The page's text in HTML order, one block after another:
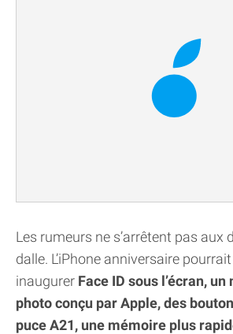
Les rumeurs ne s’arrêtent pas aux
dalle. L’iPhone anniversaire
inaugurer Face ID sous l’écran,
photo conçu par Apple, des
puce A21, une mémoire plus